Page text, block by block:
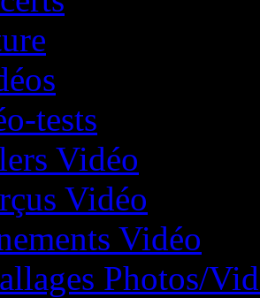
tests
Vidéo
Vidéo
Vidéo
Photos/